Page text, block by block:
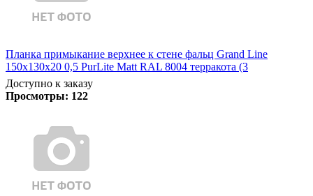
Планка примыкание верхнее к стене фальц Grand Line
150х130х20 0,5 PurLite Matt RAL 8004 терракота (3
Доступно к заказу
Просмотры: 122